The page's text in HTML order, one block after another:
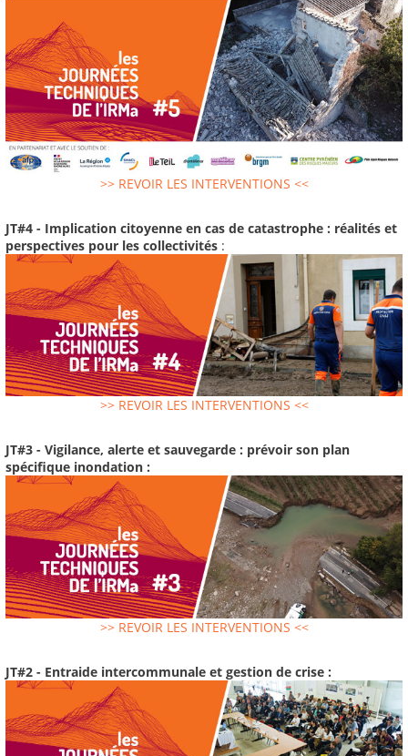
>> REVOIR LES INTERVENTIONS <<
JT#4 - Implication citoyenne en cas de catastrophe : réalités et
perspectives pour les collectivités :
>> REVOIR LES INTERVENTIONS <<
JT#3 - Vigilance, alerte et sauvegarde : prévoir son plan
spécifique inondation :
>> REVOIR LES INTERVENTIONS <<
JT#2 - Entraide intercommunale et gestion de crise :